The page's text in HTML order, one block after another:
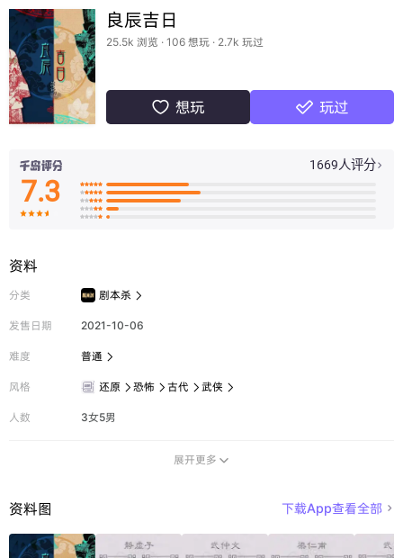
良辰吉日
25.5k 浏览 · 106 想玩 · 2.7k 玩过
 想玩  玩过
1669人评分 
7.3 




资料
分类 剧本杀 
发售日期 2021-10-06
难度 普通 
风格 还原  恐怖  古代  武侠 
人数 3女5男
展开更多 
资料图 下载App查看全部 